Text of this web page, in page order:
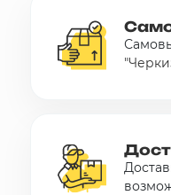
О компании
Контакты